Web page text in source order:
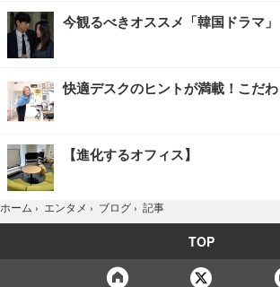
今観るべきオススメ「韓国ドラマ」
快適デスクのヒントが満載！こだ
【進化するオフィス】
ホーム › エンタメ › ブログ › 記事
TOP